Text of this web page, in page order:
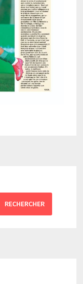
RECHERCHER